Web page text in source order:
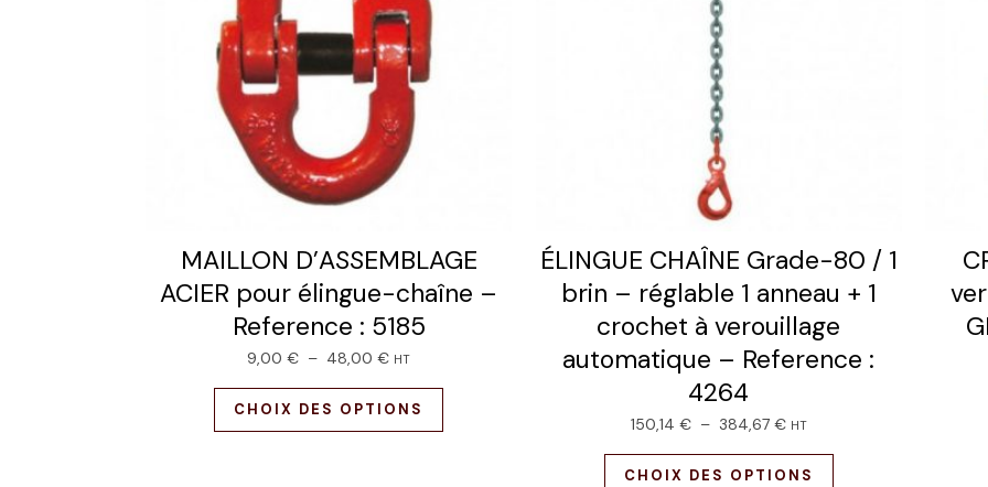
MAILLON D’ASSEMBLAGE
ACIER pour élingue-chaîne –
Reference : 5185
9,00€ – 48,00€ HT
CHOIX DES OPTIONS
ÉLINGUE CHAÎNE Grade-80 / 1
brin – réglable 1 anneau + 1
crochet à verouillage
automatique – Reference :
4264
150,14 € – 384,67 € HT
CHOIX DES OPTIONS